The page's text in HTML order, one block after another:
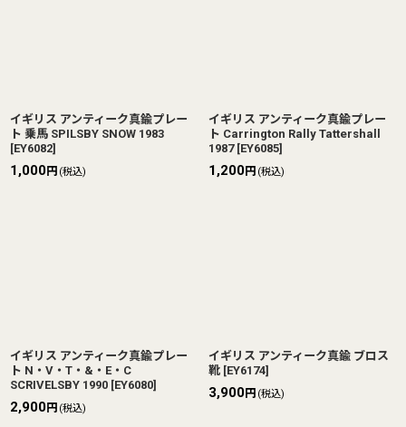
イギリス アンティーク真鍮プレー
ト 乗馬 SPILSBY SNOW 1983
[EY6082]
1,000円 (税込)
イギリス アンティーク真鍮プレー
ト Carrington Rally Tattershall
1987 [EY6085]
1,200円 (税込)
イギリス アンティーク真鍮プレー
ト N・V・T・&・E・C
SCRIVELSBY 1990 [EY6080]
2,900円 (税込)
イギリス アンティーク真鍮 ブロス
靴 [EY6174]
3,900円 (税込)